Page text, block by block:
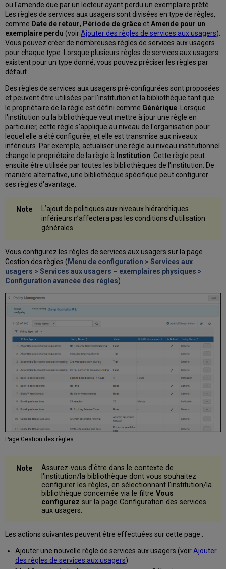
ou l'amende due par un lecteur ayant perdu un exemplaire prêté.
Les règles de services aux usagers sont divisées en type de règles,
comme Date de retour, Période de grâce etAmende pour un
exemplaire perdu (voirAjouter des règles de services aux usagers).
Vous pouvez créer de nombreuses règles de services aux usagers
pour chaque type. Lorsque plusieurs règles de services aux usagers
existent pour un type donné, vous pouvez préciser les règles par
défaut.
Des règles de services aux usagers pré-configurées sont proposées
et peuvent être utilisées par l'institution et la bibliothèque tant que
le propriétaire de la règle est défini comme Générique. Lorsque
l'institution ou la bibliothèque veut mettre à jour une règle en
particulier, cette règle s'applique au niveau de l'organisation pour
lequel elle a été configurée, et elle est transmise aux niveaux
inférieurs. Par exemple, actualiser une règle au niveau institutionnel
change le propriétaire de la règle à Institution. Cette règle peut
ensuite être utilisée par toutes les bibliothèques de l'institution. De
manière alternative, une bibliothèque spécifique peut configurer
ses règles d'avantage.
L’ajout de politiques aux niveaux hiérarchiques
inférieurs n’affectera pas les conditions d’utilisation
générales.
Vous configurez les règles de services aux usagers sur la page
Gestion des règles ( Menu de configuration > Services aux
usagers > Services aux usagers – exemplaires physiques >
Configuration avancée des règles).
Page Gestion des règles
Assurez-vous d'être dans le contexte de
l'institution/la bibliothèque dont vous souhaitez
configurer les règles, en sélectionnant l'institution/la
bibliothèque concernée via le filtreVous
configurez sur la page Configuration des services
aux usagers.
Les actions suivantes peuvent être effectuées sur cette page :
Ajouter une nouvelle règle de services aux usagers (voirAjouter
des règles de services aux usagers)